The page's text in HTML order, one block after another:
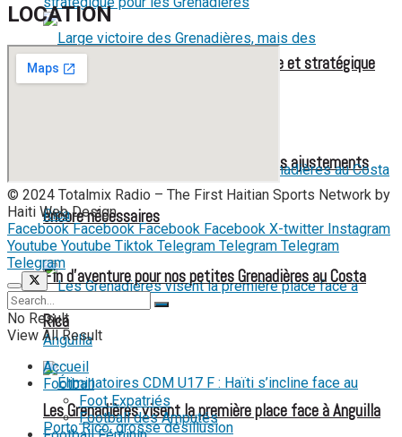
Large victoire des Grenadières, mais des ajustements
encore nécessaires
Les Grenadières visent la première place face à Anguilla
Mondial féminin 2027 : une liste élargie et stratégique
Fin d’aventure pour nos petites Grenadières au Costa
Rica
LOCATION
© 2024 Totalmix Radio – The First Haitian Sports Network by
Haiti Web Design.
Facebook Facebook Facebook Facebook X-twitter Instagram
Youtube Youtube Tiktok Telegram Telegram Telegram
Telegram
No Result
View All Result
Accueil
Football
Foot Expatriés
Football des Amputés